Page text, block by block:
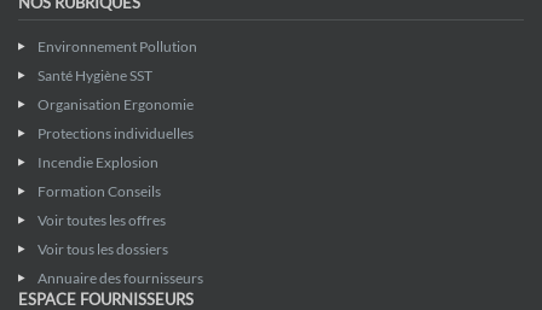
Environnement Pollution
Santé Hygiène SST
Organisation Ergonomie
Protections individuelles
Incendie Explosion
Formation Conseils
Voir toutes les offres
Voir tous les dossiers
Annuaire des fournisseurs
ESPACE FOURNISSEURS